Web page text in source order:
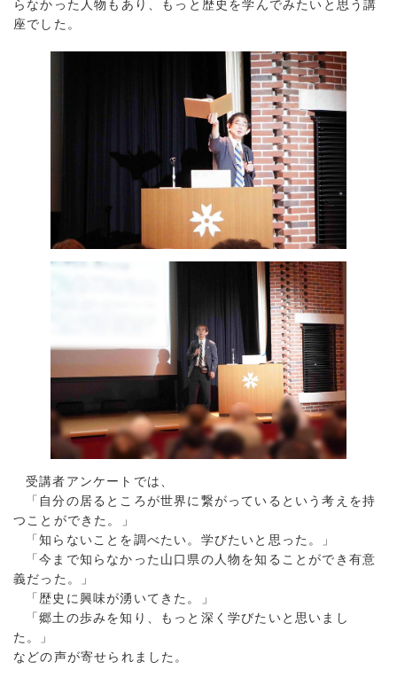
らなかった人物もあり、もっと歴史を学んでみたいと思う講
座でした。
受講者アンケートでは、
「自分の居るところが世界に繋がっているという考えを持
つことができた。」
「知らないことを調べたい。学びたいと思った。」
「今まで知らなかった山口県の人物を知ることができ有意
義だった。」
「歴史に興味が湧いてきた。」
「郷土の歩みを知り、もっと深く学びたいと思いまし
た。」
などの声が寄せられました。